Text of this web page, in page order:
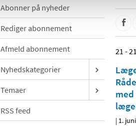
Abonner på nyheder
Rediger abonnement
Afmeld abonnement
Nyhedskategorier
Temaer
RSS feed
21 -
| 1.